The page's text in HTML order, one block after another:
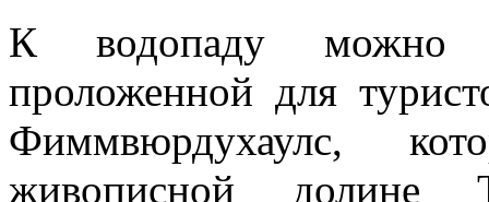
К водопаду можно
проложенной для
Фиммвюрдухаулс,
живописной долине